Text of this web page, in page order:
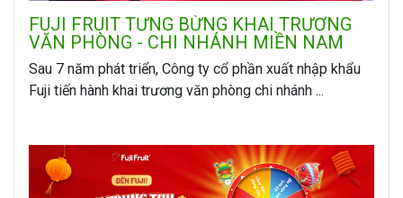
FUJI FRUIT TƯNG BỪNG KHAI TRƯƠNG
VĂN PHÒNG - CHI NHÁNH MIỀN NAM
Sau 7 năm phát triển, Công ty cổ phần xuất nhập khẩu
Fuji tiến hành khai trương văn phòng chi nhánh ...